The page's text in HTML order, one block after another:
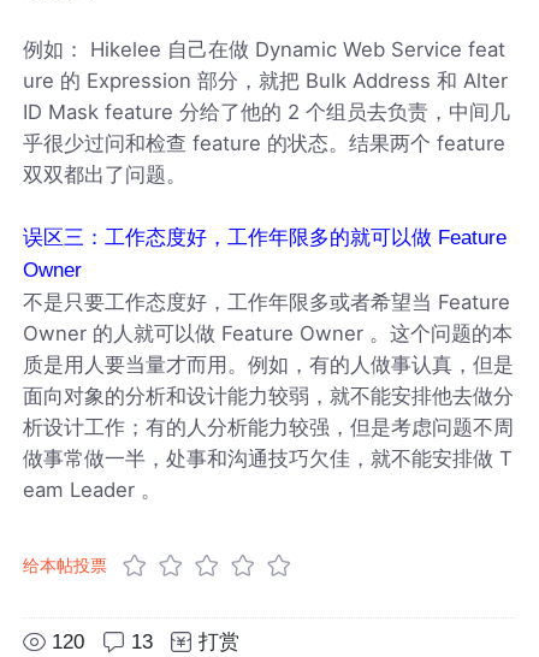
例如： Hikelee 自己在做 Dynamic Web Service feat
ure 的 Expression 部分，就把 Bulk Address 和 Alter
ID Mask feature 分给了他的 2 个组员去负责，中间几
乎很少过问和检查 feature 的状态。结果两个 feature
双双都出了问题。
误区三：工作态度好，工作年限多的就可以做 Feature
Owner
不是只要工作态度好，工作年限多或者希望当 Feature
Owner 的人就可以做 Feature Owner 。这个问题的本
质是用人要当量才而用。例如，有的人做事认真，但是
面向对象的分析和设计能力较弱，就不能安排他去做分
析设计工作；有的人分析能力较强，但是考虑问题不周
做事常做一半，处事和沟通技巧欠佳，就不能安排做 T
eam Leader 。
给本帖投票
120 13 打赏